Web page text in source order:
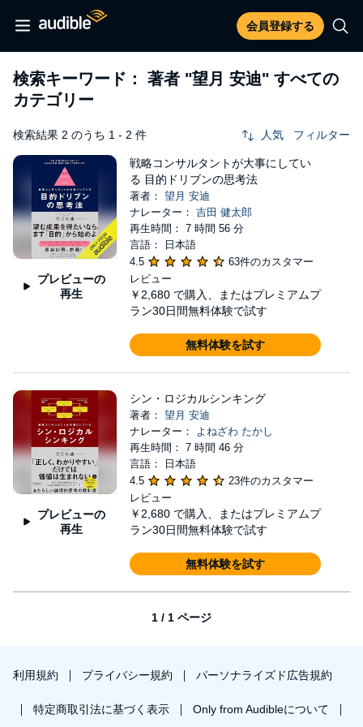
会員登録する
検索キーワード： 著者 "望月 安迪" すべての
カテゴリー
検索結果 2 のうち 1 - 2 件 人気 フィルター
プレビューの
再生
戦略コンサルタントが大事にしてい
る 目的ドリブンの思考法
著者： 望月 安迪
ナレーター： 吉田 健太郎
再生時間： 7 時間 56 分
言語： 日本語
4.5
63件のカスタマー
レビュー
￥2,680 で購入、またはプレミアムプ
ラン30日間無料体験で試す
無料体験を試す
プレビューの
再生
シン・ロジカルシンキング
著者： 望月 安迪
ナレーター： よねざわ たかし
再生時間： 7 時間 46 分
言語： 日本語
4.5
23件のカスタマー
レビュー
￥2,680 で購入、またはプレミアムプ
ラン30日間無料体験で試す
無料体験を試す
1 / 1 ページ
利用規約 プライバシー規約 パーソナライズド広告規約
特定商取引法に基づく表示 Only from Audibleについて